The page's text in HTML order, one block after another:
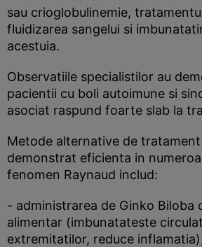
sau crioglobulinemie,
fluidizarea sangelui si
acestuia.
Observatiile specialistilor au
pacientii cu boli autoimune si
asociat raspund foarte slab la
Metode alternative de
demonstrat eficienta in
fenomen Raynaud includ:
- administrarea de Ginko Biloba
alimentar (imbunatateste
extremitatilor, reduce